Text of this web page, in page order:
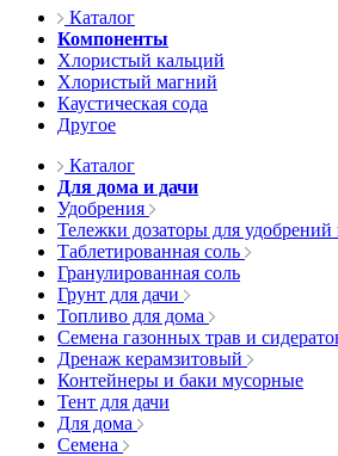
Каталог
Компоненты
Хлористый кальций
Хлористый магний
Каустическая сода
Другое
Каталог
Для дома и дачи
Удобрения
Тележки дозаторы для удобрений
Таблетированная соль
Гранулированная соль
Грунт для дачи
Топливо для дома
Семена газонных трав и
Дренаж керамзитовый
Контейнеры и баки мусорные
Тент для дачи
Для дома
Семена